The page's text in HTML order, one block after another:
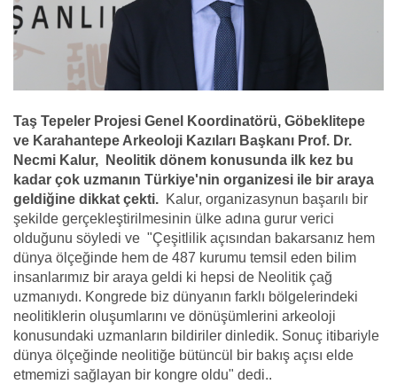
Taş Tepeler Projesi Genel Koordinatörü, Göbeklitepe
ve Karahantepe Arkeoloji Kazıları Başkanı Prof. Dr.
Necmi Kalur, Neolitik dönem konusunda ilk kez bu
kadar çok uzmanın Türkiye'nin organizesi ile bir araya
geldiğine dikkat çekti. Kalur, organizasynun başarılı bir
şekilde gerçekleştirilmesinin ülke adına gurur verici
olduğunu söyledi ve "Çeşitlilik açısından bakarsanız hem
dünya ölçeğinde hem de 487 kurumu temsil eden bilim
insanlarımız bir araya geldi ki hepsi de Neolitik çağ
uzmanıydı. Kongrede biz dünyanın farklı bölgelerindeki
neolitiklerin oluşumlarını ve dönüşümlerini arkeoloji
konusundaki uzmanların bildiriler dinledik. Sonuç itibariyle
dünya ölçeğinde neolitiğe bütüncül bir bakış açısı elde
etmemizi sağlayan bir kongre oldu" dedi..